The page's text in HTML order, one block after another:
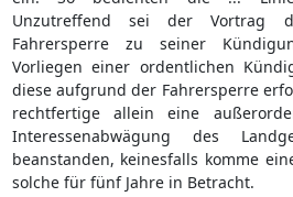
Unzutreffend sei der Vortrag
Fahrersperre zu seiner
Vorliegen einer ordentlichen
diese aufgrund der Fahrersperre
rechtfertige allein eine
Interessenabwägung des
beanstanden, keinesfalls komme
solche für fünf Jahre in Betracht.